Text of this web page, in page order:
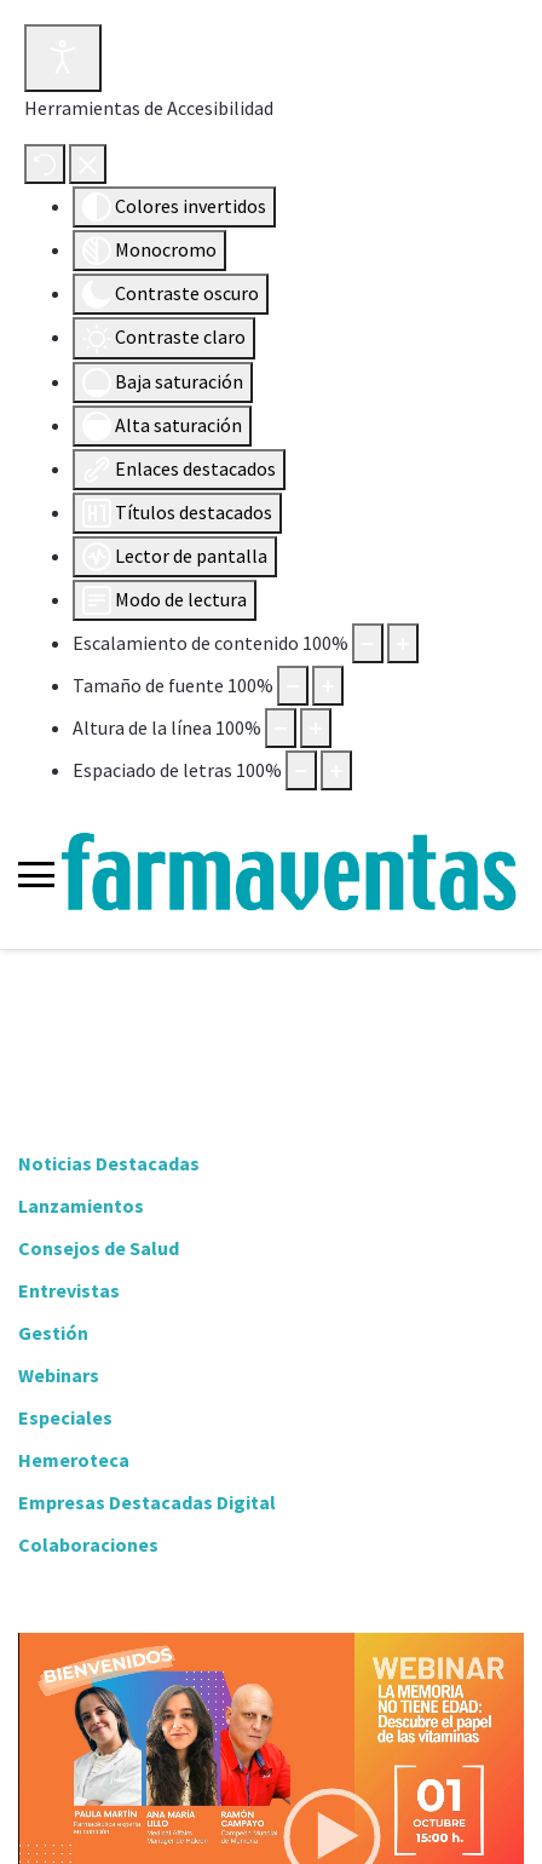
Herramientas de Accesibilidad
Colores invertidos
Monocromo
Contraste oscuro
Contraste claro
Baja saturación
Alta saturación
Enlaces destacados
Títulos destacados
Lector de pantalla
Modo de lectura
Escalamiento de contenido 100%
Tamaño de fuente 100%
Altura de la línea 100%
Espaciado de letras 100%
Noticias Destacadas
Lanzamientos
Consejos de Salud
Entrevistas
Gestión
Webinars
Especiales
Hemeroteca
Empresas Destacadas Digital
Colaboraciones
FORMACIÓN MULTICENTRUM
Player